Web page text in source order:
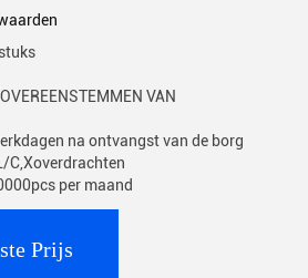
VAN
na ontvangst van de borg
C,Xoverdrachten
per maand
Prijs